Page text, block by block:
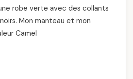
robe verte avec des collants
Mon manteau et mon
Camel